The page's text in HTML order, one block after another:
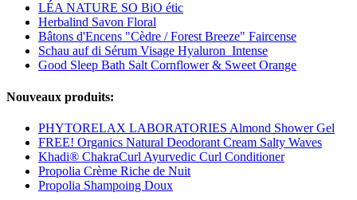
LÉA NATURE SO BiO étic
Herbalind Savon Floral
Bâtons d'Encens "Cèdre / Forest Breeze" Faircense
Schau auf di Sérum Visage Hyaluron_Intense
Good Sleep Bath Salt Cornflower & Sweet Orange
Nouveaux produits:
PHYTORELAX LABORATORIES Almond Shower Gel
FREE! Organics Natural Deodorant Cream Salty Waves
Khadi® ChakraCurl Ayurvedic Curl Conditioner
Propolia Crème Riche de Nuit
Propolia Shampoing Doux